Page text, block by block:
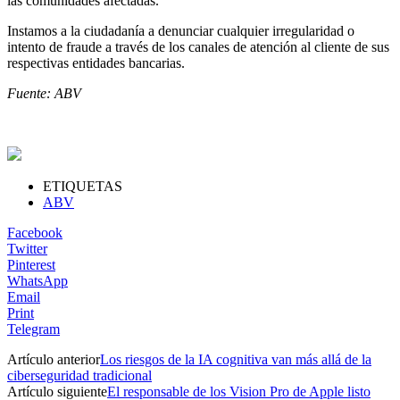
Instamos a la ciudadanía a denunciar cualquier irregularidad o
intento de fraude a través de los canales de atención al cliente de sus
respectivas entidades bancarias.
Fuente: ABV
ETIQUETAS
ABV
Facebook
Twitter
Pinterest
WhatsApp
Email
Print
Telegram
Artículo anteriorLos riesgos de la IA cognitiva van más allá de la
ciberseguridad tradicional
Artículo siguienteEl responsable de los Vision Pro de Apple listo